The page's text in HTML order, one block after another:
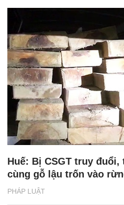
PHÁP LUẬT
Huế: Bị CSGT truy
cùng gỗ lậu trốn vào